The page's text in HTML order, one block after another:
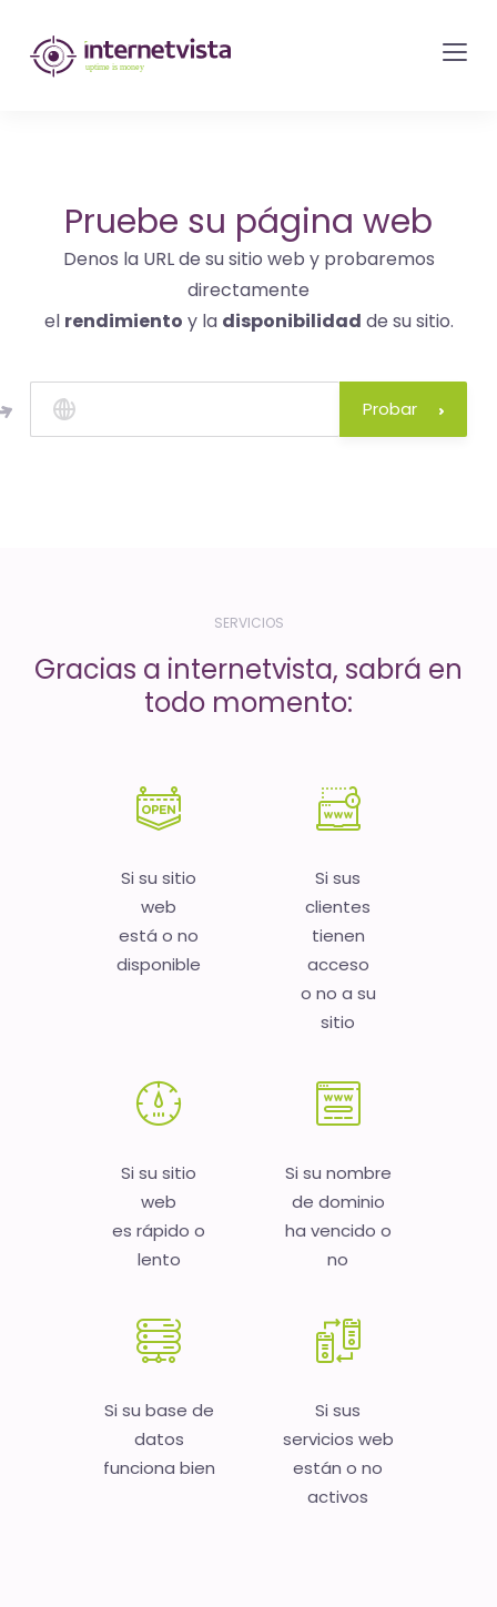
Monitorización
de
del
sitio
web
los
servicios
de
oro
Pruebe su página web
Denos la URL de su sitio web y probaremos
directamente
el rendimiento y la disponibilidad de su sitio.
Probar
SERVICIOS
Gracias a internetvista, sabrá en
todo momento:
Si su sitio
web
está o no
disponible
Si sus
clientes
tienen
acceso
o no a su
sitio
Si su sitio
web
es rápido o
lento
Si su nombre
de dominio
ha vencido o
no
Si su base de
datos
funciona bien
Si sus
servicios web
están o no
activos